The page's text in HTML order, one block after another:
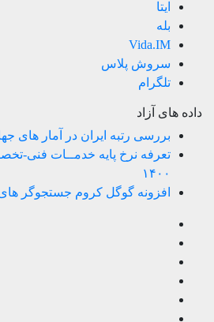
ایتا
بله
Vida.IM
سروش پلاس
تلگرام
داده های آزاد
بررسی رتبه ایران در آمار های
تعرفه نرخ پایه خدمــات فنی-
۱۴۰۰
افزونه گوگل کروم جستجوگر های